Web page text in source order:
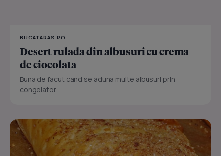
BUCATARAS.RO
Desert rulada din albusuri cu crema
de ciocolata
Buna de facut cand se aduna multe albusuri prin
congelator.